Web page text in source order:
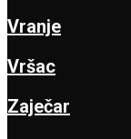
Vranje
Vršac
Zaječar